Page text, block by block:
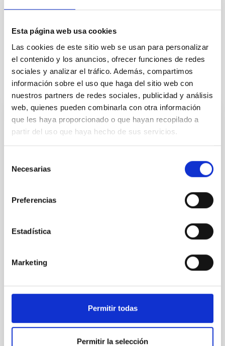
Esta página web usa cookies
Las cookies de este sitio web se usan para personalizar
el contenido y los anuncios, ofrecer funciones de redes
sociales y analizar el tráfico. Además, compartimos
información sobre el uso que haga del sitio web con
nuestros partners de redes sociales, publicidad y análisis
web, quienes pueden combinarla con otra información
que les haya proporcionado o que hayan recopilado a
partir del uso que haya hecho de sus servicios.
Necesarias
Preferencias
Estadística
Marketing
Permitir todas
Permitir la selección
Outreach
It may interest you
PRESS RELEASE
El IAC refuerza su compromiso con la
educativas y divulgativas por el 11F
Mujeres y las Niñas en la Ciencia con un amplio
papel de las mujeres en la astronomía y fomentar el
interés por la ciencia y la tecnología entre las nuevas
Wikimedia España. La iniciativa se articula en dos
introducción a la edición en Wikipedia, en el que las